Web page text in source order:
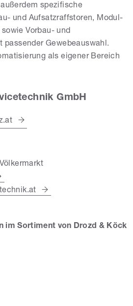
spezifische
und Aufsatzraffstoren, Modul-
Vorbau- und
Gewebeauswahl.
als eigener Bereich
GmbH
im Sortiment von Drozd & Köck